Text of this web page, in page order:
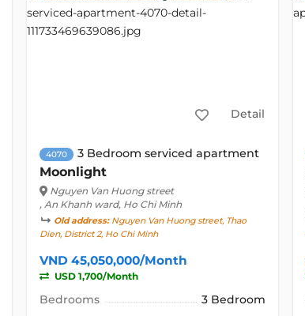
Detail
4070 3 Bedroom serviced apartment
Moonlight
Nguyen Van Huong street
, An Khanh ward, Ho Chi Minh
Old address:Nguyen Van Huong street, Thao
Dien, District 2, Ho Chi Minh
VND 45,050,000/Month
USD 1,700/Month
Bedrooms
3 Bedroom